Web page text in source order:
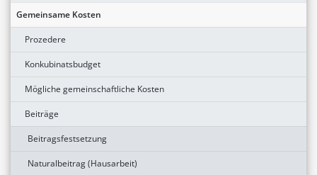
Gemeinsame Kosten
Prozedere
Konkubinatsbudget
Mögliche gemeinschaftliche Kosten
Beiträge
Beitragsfestsetzung
Naturalbeitrag (Hausarbeit)